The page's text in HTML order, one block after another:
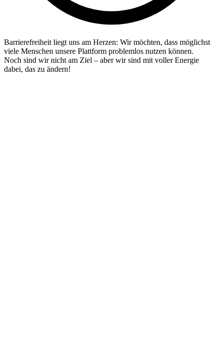
Barrierefreiheit liegt uns am Herzen: Wir möchten, dass möglichst
viele Menschen unsere Plattform problemlos nutzen können.
Noch sind wir nicht am Ziel – aber wir sind mit voller Energie
dabei, das zu ändern!